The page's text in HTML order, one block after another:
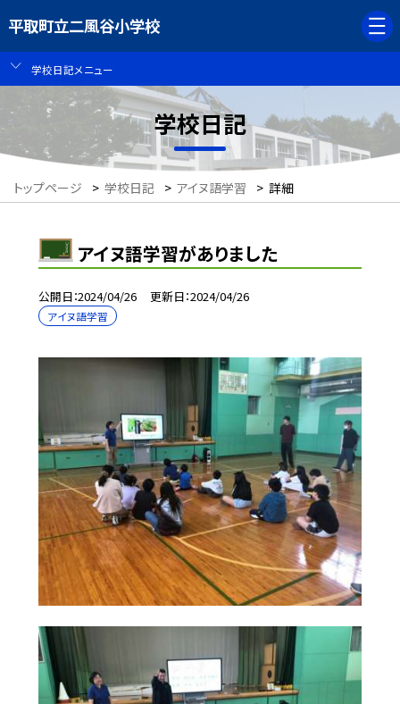
平取町立二風谷小学校
学校日記メニュー
学校日記
トップページ > 学校日記 > アイヌ語学習 > 詳細
アイヌ語学習がありました
公開日 2024/04/26 更新日 2024/04/26
アイヌ語学習